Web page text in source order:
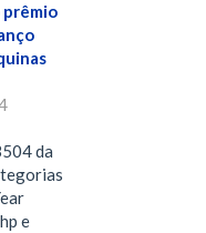
prêmio
da
e